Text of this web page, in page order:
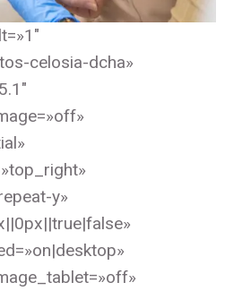
celosia-dcha»
y»